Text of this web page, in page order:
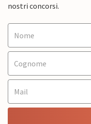
nostri concorsi.